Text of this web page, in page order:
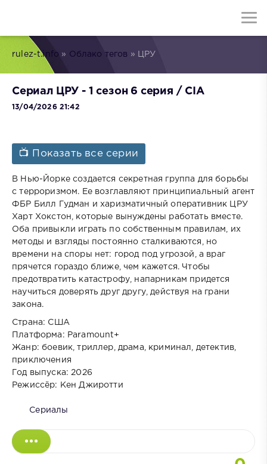
rulez-t.info » Облако тегов » ЦРУ
Сериал ЦРУ - 1 сезон 6 серия / CIA
13/04/2026 21:42
📺 Показать все серии
В Нью-Йорке создается секретная группа для борьбы
с терроризмом. Ее возглавляют принципиальный агент
ФБР Билл Гудман и харизматичный оперативник ЦРУ
Харт Хокстон, которые вынуждены работать вместе.
Оба привыкли играть по собственным правилам, их
методы и взгляды постоянно сталкиваются, но
времени на споры нет: город под угрозой, а враг
прячется гораздо ближе, чем кажется. Чтобы
предотвратить катастрофу, напарникам придется
научиться доверять друг другу, действуя на грани
закона.
Страна: США
Платформа: Paramount+
Жанр: боевик, триллер, драма, криминал, детектив,
приключения
Год выпуска: 2026
Режиссёр: Кен Джиротти
Сериалы